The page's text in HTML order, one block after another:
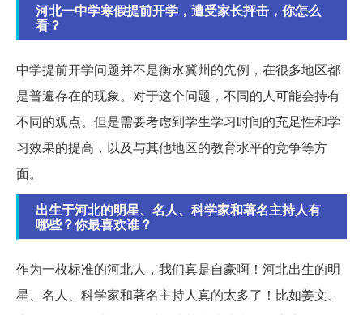
河北一中学寒假提前开学，遭受家长抨击，你怎么
看？
中学提前开学问题并不是衡水冀州的先例，在很多地区都
是普遍存在的现象。对于这个问题，不同的人可能会持有
不同的观点。但是需要考虑到学生学习时间的充足性和学
习效果的提高，以及与其他地区的教育水平的竞争等方
面。
出生于河北的明星、名人、科学家和著名主持人有
哪些？你最喜欢谁？
作为一枚标准的河北人，我们真是自豪啊！河北出生的明
星、名人、科学家和著名主持人真的太多了！比如姜文、